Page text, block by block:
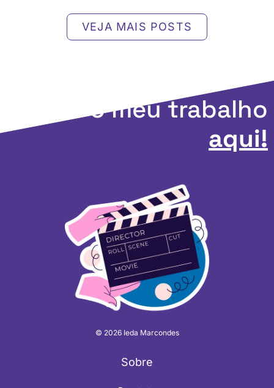
VEJA MAIS POSTS
Apoie o meu trabalho
aqui!
© 2026 Ieda Marcondes
Sobre